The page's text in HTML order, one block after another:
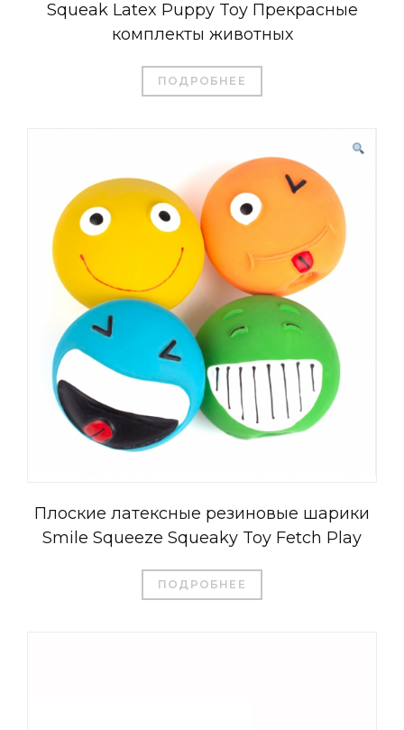
Squeak Latex Puppy Toy Прекрасные
комплекты животных
ПОДРОБНЕЕ
Плоские латексные резиновые шарики
Smile Squeeze Squeaky Toy Fetch Play
ПОДРОБНЕЕ